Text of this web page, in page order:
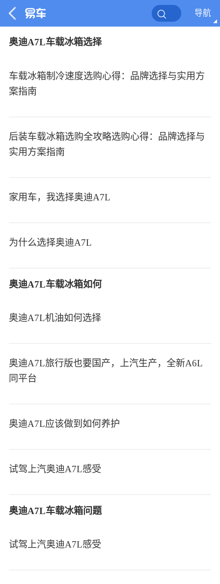
导航
奥迪A7L车载冰箱选择
车载冰箱制冷速度选购心得：品牌选择与实用方
案指南
后装车载冰箱选购全攻略选购心得：品牌选择与
实用方案指南
家用车，我选择奥迪A7L
为什么选择奥迪A7L
奥迪A7L车载冰箱如何
奥迪A7L机油如何选择
奥迪A7L旅行版也要国产，上汽生产，全新A6L
同平台
奥迪A7L应该做到如何养护
试驾上汽奥迪A7L感受
奥迪A7L车载冰箱问题
试驾上汽奥迪A7L感受